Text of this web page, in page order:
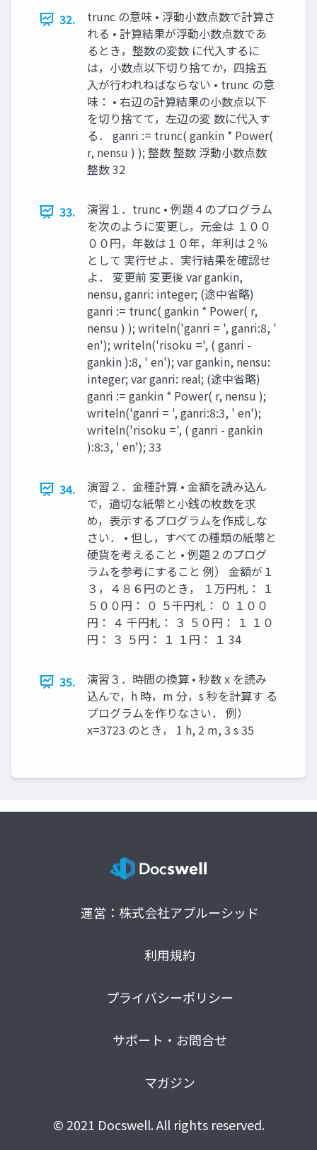
32.
trunc の意味 • 浮動小数点数で計算さ
れる • 計算結果が浮動小数点数であ
るとき，整数の変数 に代入するに
は，小数点以下切り捨てか，四捨五
入が行われねばならない • trunc の意
味： • 右辺の計算結果の小数点以下
を切り捨てて，左辺の変 数に代入す
る． ganri := trunc( gankin * Power(
r, nensu ) ); 整数 整数 浮動小数点数
整数 32
33.
演習１．trunc • 例題４のプログラム
を次のように変更し，元金は １００
００円，年数は１０年，年利は２％
として 実行せよ．実行結果を確認せ
よ． 変更前 変更後 var gankin,
nensu, ganri: integer; (途中省略)
ganri := trunc( gankin * Power( r,
nensu ) ); writeln('ganri = ', ganri:8, '
en'); writeln('risoku =', ( ganri -
gankin ):8, ' en'); var gankin, nensu:
integer; var ganri: real; (途中省略)
ganri := gankin * Power( r, nensu );
writeln('ganri = ', ganri:8:3, ' en');
writeln('risoku =', ( ganri - gankin
):8:3, ' en'); 33
34.
演習２．金種計算 • 金額を読み込ん
で，適切な紙幣と小銭の枚数を求
め，表示するプログラムを作成しな
さい． • 但し，すべての種類の紙幣と
硬貨を考えること • 例題２のプログ
ラムを参考にすること 例） 金額が１
３，４８６円のとき， １万円札： １
５００円： ０ ５千円札： ０ １００
円： ４ 千円札： ３ ５０円： １ １０
円： ３ ５円： １ １円： １ 34
35.
演習３．時間の換算 • 秒数 x を読み
込んで，h 時，m 分，s 秒を計算す る
プログラムを作りなさい． 例）
x=3723 のとき， 1 h, 2 m, 3 s 35
運営：株式会社アプルーシッド
利用規約
プライバシーポリシー
サポート・お問合せ
マガジン
© 2021 Docswell. All rights reserved.